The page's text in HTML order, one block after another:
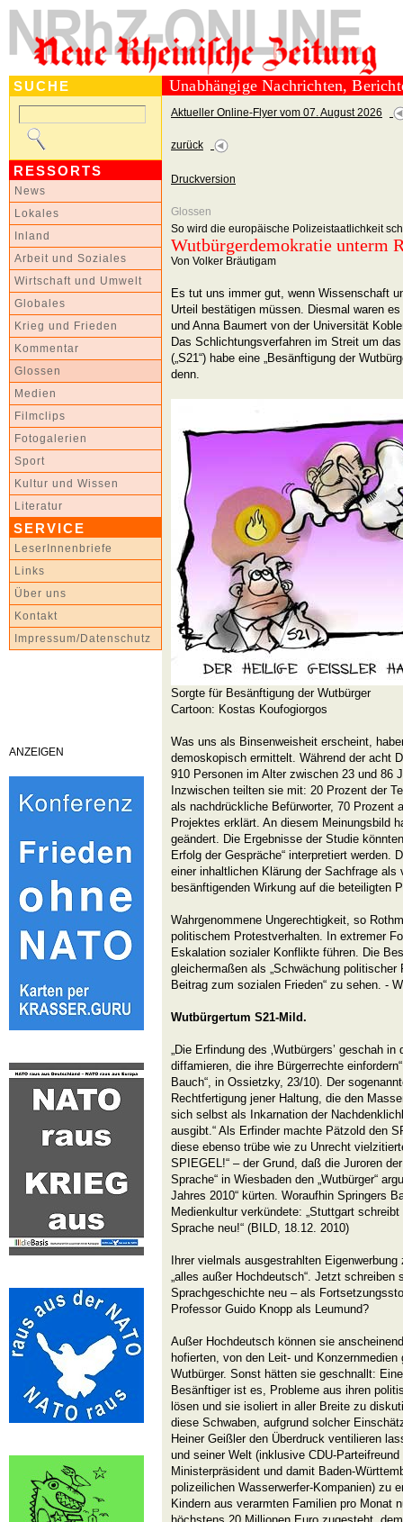
SUCHE
RESSORTS
News
Lokales
Inland
Arbeit und Soziales
Wirtschaft und Umwelt
Globales
Krieg und Frieden
Kommentar
Glossen
Medien
Filmclips
Fotogalerien
Sport
Kultur und Wissen
Literatur
SERVICE
LeserInnenbriefe
Links
Über uns
Kontakt
Impressum/Datenschutz
ANZEIGEN
Unabhängige Nachrichten,
Aktueller Online-Flyer vom 07. August 2026
zurück
Druckversion
Glossen
So wird die europäische Polizeistaatlichkeit
Wutbürgerdemokratie unterm
Von Volker Bräutigam
Es tut uns immer gut, wenn Wissenschaft
Urteil bestätigen müssen. Diesmal waren
und Anna Baumert von der Universität
Das Schlichtungsverfahren im Streit um
(„S21“) habe eine „Besänftigung der
denn.
Sorgte für Besänftigung der Wutbürger
Cartoon: Kostas Koufogiorgos
Was uns als Binsenweisheit erscheint,
demoskopisch ermittelt. Während der acht
910 Personen im Alter zwischen 23 und 86
Inzwischen teilten sie mit: 20 Prozent der
als nachdrückliche Befürworter, 70 Prozent
Projektes erklärt. An diesem Meinungsbild
geändert. Die Ergebnisse der Studie
Erfolg der Gespräche“ interpretiert werden.
einer inhaltlichen Klärung der Sachfrage als
besänftigenden Wirkung auf die beteiligten
Wahrgenommene Ungerechtigkeit, so
politischem Protestverhalten. In extremer
Eskalation sozialer Konflikte führen. Die
gleichermaßen als „Schwächung politischer
Beitrag zum sozialen Frieden“ zu sehen. -
Wutbürgertum S21-Mild.
„Die Erfindung des ‚Wutbürgers’ geschah
diffamieren, die ihre Bürgerrechte
Bauch“, in Ossietzky, 23/10). Der
Rechtfertigung jener Haltung, die den
sich selbst als Inkarnation der
ausgibt.“ Als Erfinder machte Pätzold den
diese ebenso trübe wie zu Unrecht
SPIEGEL!“ – der Grund, daß die Juroren
Sprache“ in Wiesbaden den „Wutbürger“
Jahres 2010“ kürten. Woraufhin Springers
Medienkultur verkündete: „Stuttgart
Sprache neu!“ (BILD, 18.12. 2010)
Ihrer vielmals ausgestrahlten
„alles außer Hochdeutsch“. Jetzt schreiben
Sprachgeschichte neu – als
Professor Guido Knopp als Leumund?
Außer Hochdeutsch können sie
hofierten, von den Leit- und
Wutbürger. Sonst hätten sie geschnallt:
Besänftiger ist es, Probleme aus ihren
lösen und sie isoliert in aller Breite zu
diese Schwaben, aufgrund solcher
Heiner Geißler den Überdruck ventilieren
und seiner Welt (inklusive CDU-
Ministerpräsident und damit Baden-
polizeilichen Wasserwerfer-Kompanien) zu
Kindern aus verarmten Familien pro Monat